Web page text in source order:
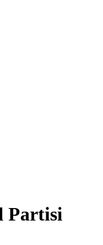
Partisi